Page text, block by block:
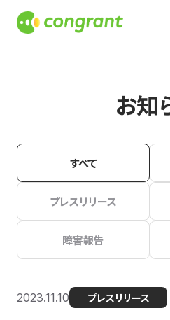
お知
すべて
プレスリリース
障害報告
2023.11.10 プレスリリース